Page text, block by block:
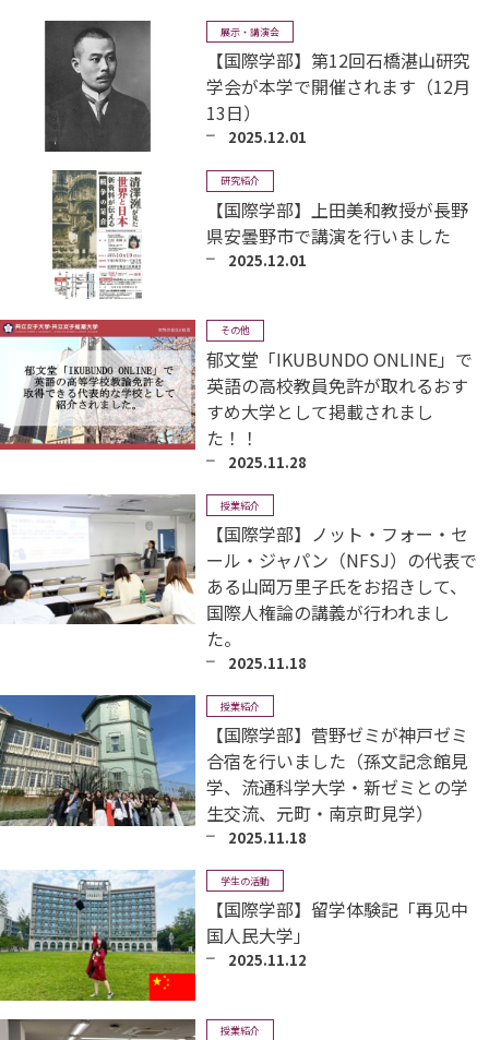
展示・講演会
【国際学部】第12回石橋湛山研究
学会が本学で開催されます（12月
13日）
2025.12.01
研究紹介
【国際学部】上田美和教授が長野
県安曇野市で講演を行いました
2025.12.01
その他
郁文堂「IKUBUNDO ONLINE」で
英語の高校教員免許が取れるおす
すめ大学として掲載されまし
た！！
2025.11.28
授業紹介
【国際学部】ノット・フォー・セ
ール・ジャパン（NFSJ）の代表で
ある山岡万里子氏をお招きして、
国際人権論の講義が行われまし
た。
2025.11.18
授業紹介
【国際学部】菅野ゼミが神戸ゼミ
合宿を行いました（孫文記念館見
学、流通科学大学・新ゼミとの学
生交流、元町・南京町見学）
2025.11.18
学生の活動
【国際学部】留学体験記「再见中
国人民大学」
2025.11.12
授業紹介